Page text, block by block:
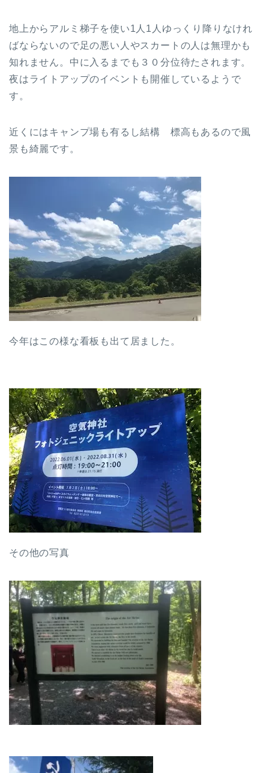
地上からアルミ梯子を使い1人1人ゆっくり降りなけれ
ばならないので足の悪い人やスカートの人は無理かも
知れません。中に入るまでも３０分位待たされます。
夜はライトアップのイベントも開催しているようで
す。
近くにはキャンプ場も有るし結構 標高もあるので風
景も綺麗です。
今年はこの様な看板も出て居ました。
その他の写真